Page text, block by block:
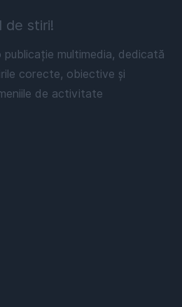
de stiri!
publicație multimedia, dedicată
corecte, obiective și
de activitate